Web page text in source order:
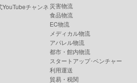
チャンネ 災害物流
食品物流
EC物流
メディカル物流
アパレル物流
都市・館内物流
スタートアップ･ベンチャー
利用運送
貿易・税関